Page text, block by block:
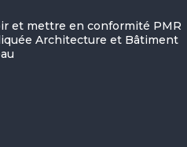
et mettre en conformité PMR
Architecture et Bâtiment